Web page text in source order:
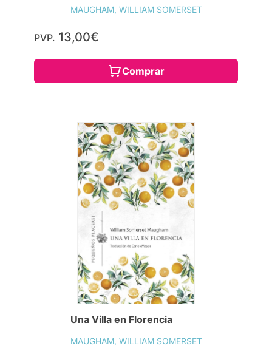
MAUGHAM, WILLIAM SOMERSET
PVP. 13,00€
Comprar
Una Villa en Florencia
MAUGHAM, WILLIAM SOMERSET